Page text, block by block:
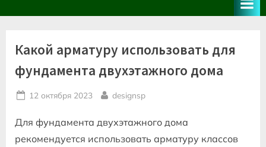
Какой арматуру использовать для
фундамента двухэтажного дома
Posted
12 октября 2023 By
designsp
Для фундамента двухэтажного дома
рекомендуется использовать арматуру классов